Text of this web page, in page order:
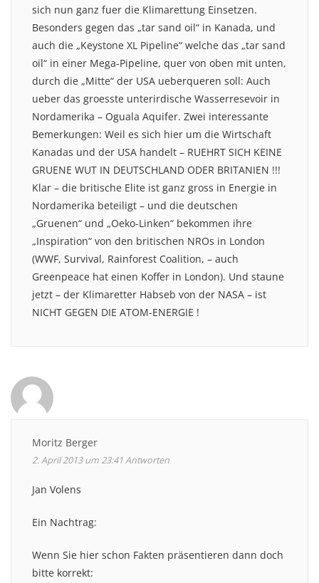
sich nun ganz fuer die Klimarettung Einsetzen.
Besonders gegen das „tar sand oil“ in Kanada, und
auch die „Keystone XL Pipeline“ welche das „tar sand
oil“ in einer Mega-Pipeline, quer von oben mit unten,
durch die „Mitte“ der USA ueberqueren soll: Auch
ueber das groesste unterirdische Wasserresevoir in
Nordamerika – Oguala Aquifer. Zwei interessante
Bemerkungen: Weil es sich hier um die Wirtschaft
Kanadas und der USA handelt – RUEHRT SICH KEINE
GRUENE WUT IN DEUTSCHLAND ODER BRITANIEN !!!
Klar – die britische Elite ist ganz gross in Energie in
Nordamerika beteiligt – und die deutschen
„Gruenen“ und „Oeko-Linken“ bekommen ihre
„Inspiration“ von den britischen NROs in London
(WWF, Survival, Rainforest Coalition, – auch
Greenpeace hat einen Koffer in London). Und staune
jetzt – der Klimaretter Habseb von der NASA – ist
NICHT GEGEN DIE ATOM-ENERGIE !
Moritz Berger
2. April 2013 um 23:41Antworten
Jan Volens
Ein Nachtrag:
Wenn Sie hier schon Fakten präsentieren dann doch
bitte korrekt: